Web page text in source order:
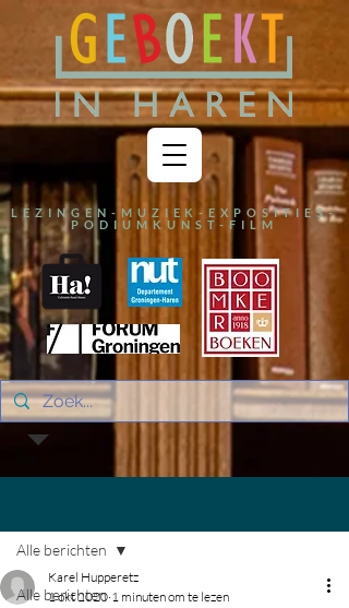
LEZINGEN-MUZIEK-EXPOSITIES-
PODIUMKUNST-FILM
Alle berichten
Alle berichten
Karel Hupperetz
1 okt 2020 1 minuten om te lezen